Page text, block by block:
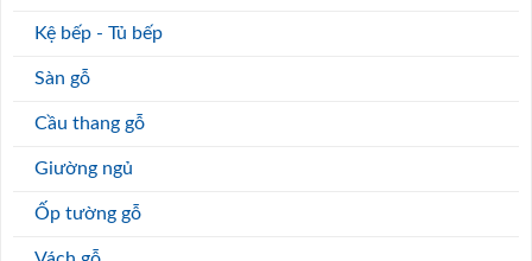
Kệ bếp - Tủ bếp
Sàn gỗ
Cầu thang gỗ
Giường ngủ
Ốp tường gỗ